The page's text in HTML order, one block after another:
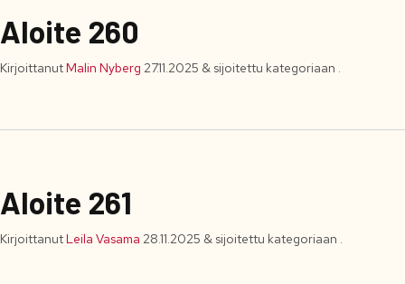
Aloite 260
KirjoittanutMalin Nyberg 27.11.2025 & sijoitettu kategoriaan .
Aloite 261
KirjoittanutLeila Vasama 28.11.2025 & sijoitettu kategoriaan .